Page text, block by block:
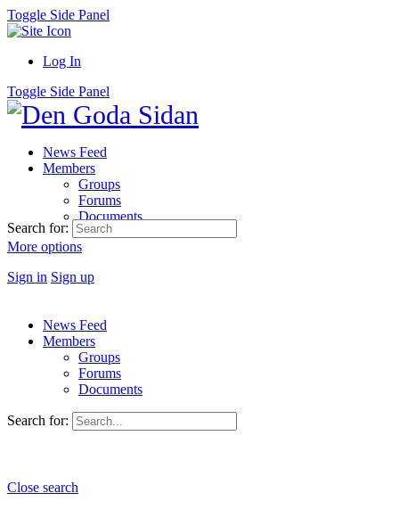
Toggle Side Panel
Log In
Toggle Side Panel
News Feed
Members
Groups
Forums
Documents
More options
Sign in Sign up
Search for:
News Feed
Members
Groups
Forums
Documents
Search for:
Close search